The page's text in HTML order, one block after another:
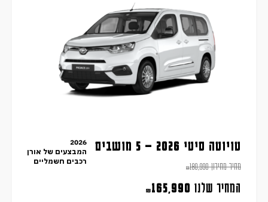
טויוטה סיטי 2026 – 5 מושבים
מחיר מחירון ₪180,990
המחיר שלנו ₪165,990
2026
המבצעים של אורן
רכבים חשמליים